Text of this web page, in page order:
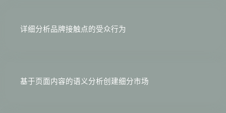
详细分析品牌接触点的受众行为
基于页面内容的语义分析创建细分市场